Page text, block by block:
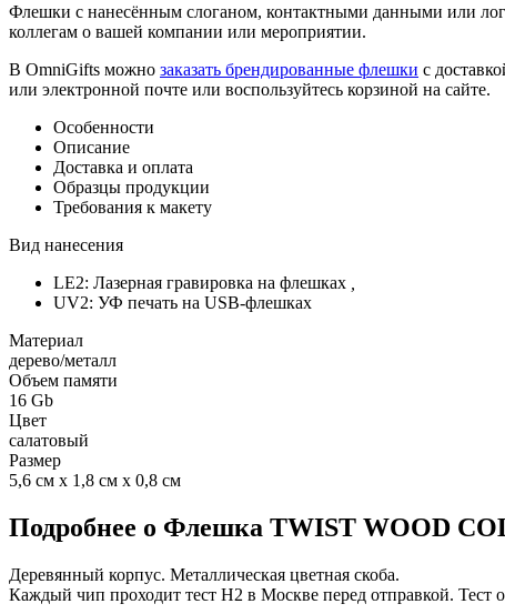
Флешки с нанесённым слоганом, контактными данными или
коллегам о вашей компании или мероприятии.
В OmniGifts можно заказать брендированные флешки с
или электронной почте или воспользуйтесь корзиной на сайте.
Особенности
Описание
Доставка и оплата
Образцы продукции
Требования к макету
Вид нанесения
LE2: Лазерная гравировка на флешках
UV2: УФ печать на USB-флешках
Материал
дерево/металл
Объем памяти
16 Gb
Цвет
салатовый
Размер
5,6 см х 1,8 см х 0,8 см
Подробнее о Флешка TWIST WOOD
Деревянный корпус. Металлическая цветная скоба.
Каждый чип проходит тест H2 в Москве перед отправкой. Тест